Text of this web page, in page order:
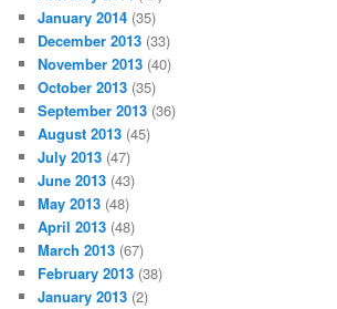
January 2014 (35)
December 2013 (33)
November 2013 (40)
October 2013 (35)
September 2013 (36)
August 2013 (45)
July 2013 (47)
June 2013 (43)
May 2013 (48)
April 2013 (48)
March 2013 (67)
February 2013 (38)
January 2013 (2)